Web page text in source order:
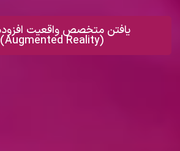
(Augmented Reality)